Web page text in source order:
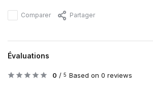
Comparer Partager
Évaluations
0 / 5 Based on 0 reviews